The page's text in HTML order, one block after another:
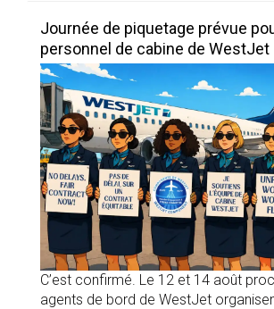
Journée de piquetage prévue
personnel de cabine de WestJet
C’est confirmé. Le 12 et 14 août
agents de bord de WestJet